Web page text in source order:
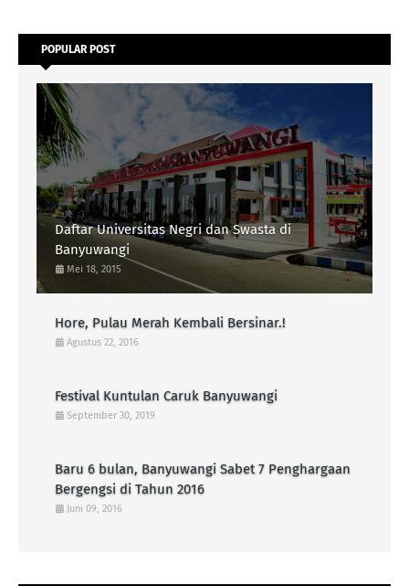
POPULAR POST
Daftar Universitas Negri dan Swasta di
Banyuwangi
Mei 18, 2015
Hore, Pulau Merah Kembali Bersinar.!
Agustus 22, 2016
Festival Kuntulan Caruk Banyuwangi
September 30, 2019
Baru 6 bulan, Banyuwangi Sabet 7 Penghargaan
Bergengsi di Tahun 2016
Juni 09, 2016